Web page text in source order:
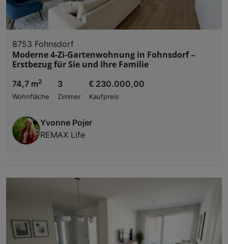
8753 Fohnsdorf
Moderne 4-Zi-Gartenwohnung in Fohnsdorf –
Erstbezug für Sie und Ihre Familie
74,7 m2
Wohnfläche
3
Zimmer
€ 230.000,00
Kaufpreis
Yvonne Pojer
REMAX Life